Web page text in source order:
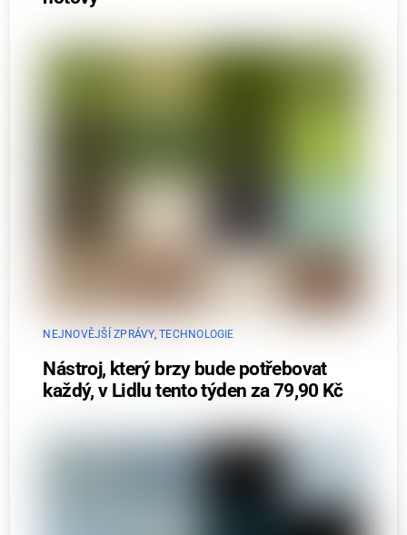
NEJNOVĚJŠÍ ZPRÁVY,TECHNOLOGIE
Nástroj, který brzy bude potřebovat
každý, v Lidlu tento týden za 79,90 Kč